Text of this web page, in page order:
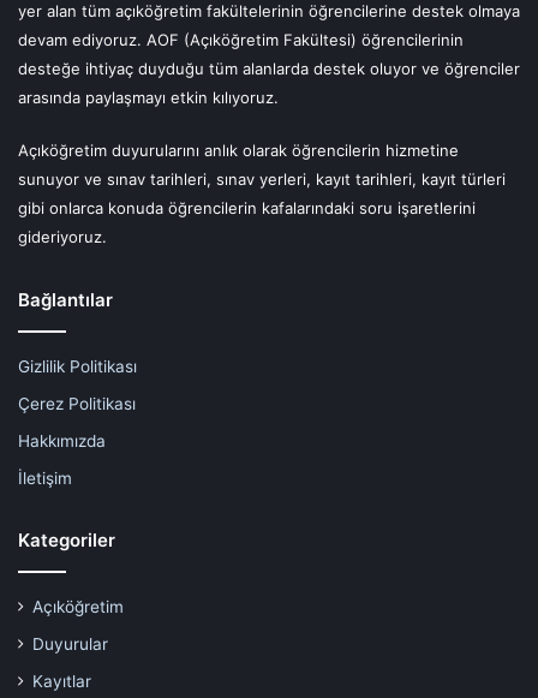
yer alan tüm açıköğretim fakültelerinin öğrencilerine destek olmaya
devam ediyoruz. AOF (Açıköğretim Fakültesi) öğrencilerinin
desteğe ihtiyaç duyduğu tüm alanlarda destek oluyor ve öğrenciler
arasında paylaşmayı etkin kılıyoruz.
Açıköğretim duyurularını anlık olarak öğrencilerin hizmetine
sunuyor ve sınav tarihleri, sınav yerleri, kayıt tarihleri, kayıt türleri
gibi onlarca konuda öğrencilerin kafalarındaki soru işaretlerini
gideriyoruz.
Bağlantılar
Gizlilik Politikası
Çerez Politikası
Hakkımızda
İletişim
Kategoriler
Açıköğretim
Duyurular
Kayıtlar